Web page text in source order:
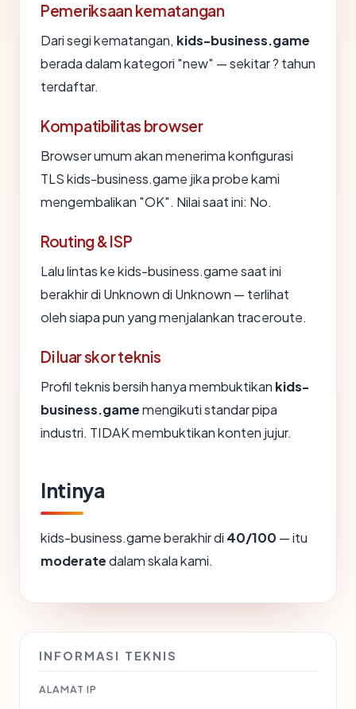
Pemeriksaan kematangan
Dari segi kematangan, kids-business.game
berada dalam kategori "new" — sekitar ? tahun
terdaftar.
Kompatibilitas browser
Browser umum akan menerima konfigurasi
TLS kids-business.game jika probe kami
mengembalikan "OK". Nilai saat ini: No.
Routing & ISP
Lalu lintas ke kids-business.game saat ini
berakhir di Unknown di Unknown — terlihat
oleh siapa pun yang menjalankan traceroute.
Di luar skor teknis
Profil teknis bersih hanya membuktikan kids-
business.gamemengikuti standar pipa
industri. TIDAK membuktikan konten jujur.
Intinya
kids-business.game berakhir di 40/100 — itu
moderatedalam skala kami.
INFORMASI TEKNIS
ALAMAT IP